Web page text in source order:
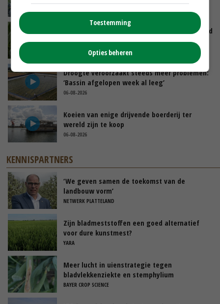
Limburgse mais van Frijns doet het verrassend
goed
GISTEREN, 10:00
Droogte veroorzaakt steeds meer problemen:
‘Bassin afgelopen week al leeg’
06-08-2026
Koeien van enige drijvende boerderij ter
wereld zijn te koop
06-08-2026
KENNISPARTNERS
‘We geven samen de toekomst van de
landbouw vorm’
NETWERK PLATTELAND
Zijn bladmeststoffen een goed alternatief
voor dure kunstmest?
YARA
Meer lucht in uienstrategie tegen
bladvlekkenziekte en stemphylium
BAYER CROP SCIENCE
Toestemming
Opties beheren